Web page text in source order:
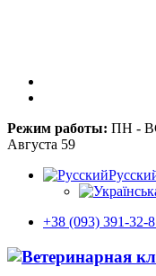
Режим работы: ПН -
Августа 59
+38 (093) 391-32-